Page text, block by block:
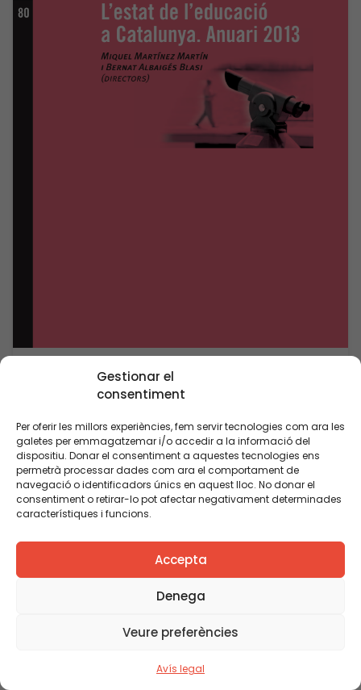
Gestionar el
consentiment
Per oferir les millors experiències, fem servir tecnologies com ara les
galetes per emmagatzemar i/o accedir a la informació del
dispositiu. Donar el consentiment a aquestes tecnologies ens
permetrà processar dades com ara el comportament de
navegació o identificadors únics en aquest lloc. No donar el
consentiment o retirar-lo pot afectar negativament determinades
característiques i funcions.
Accepta
Denega
Veure preferències
Avís legal
L’estat de l’educació a Catalunya.
Veure’n més